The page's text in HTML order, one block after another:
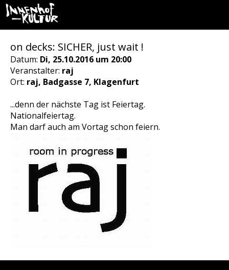
on decks: SICHER, just wait !
Datum: Di, 25.10.2016 um 20:00
Veranstalter: raj
Ort: raj, Badgasse 7, Klagenfurt
...denn der nächste Tag ist Feiertag.
Nationalfeiertag.
Man darf auch am Vortag schon feiern.